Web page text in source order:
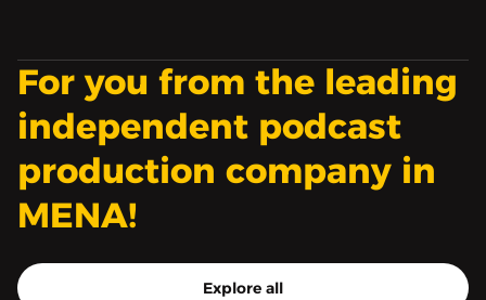
إلى أولّ حفلة حضرها له، ثم
آخر حفلة، وسط ما حملته
تلك السنين من أحداث ثقيلة
وتناقضات.
For you from the leading
independent podcast
production company in
MENA!
Explore all